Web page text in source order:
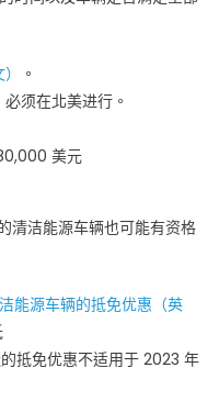
。
必须在北美进行。
美元
清洁能源车辆也可能有资格
能源车辆的抵免优惠（英
抵免优惠不适用于 2023 年